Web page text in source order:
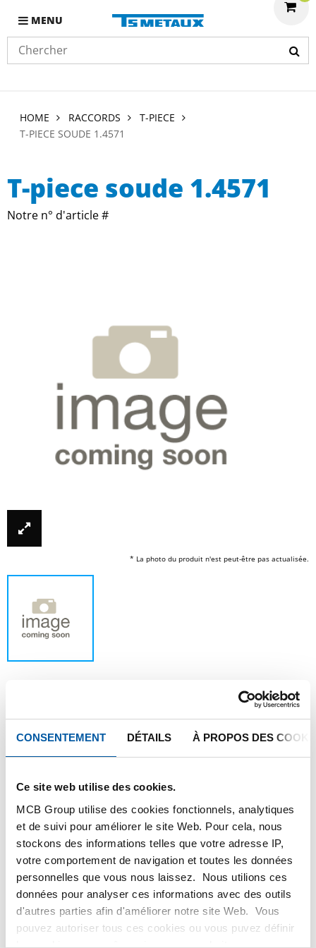
CONSENTEMENT DÉTAILS À PROPOS DES
Ce site web utilise des cookies.
MCB Group utilise des cookies fonctionnels, analytiques
et de suivi pour améliorer le site Web. Pour cela, nous
stockons des informations telles que votre adresse IP,
votre comportement de navigation et toutes les données
personnelles que vous nous laissez. Nous utilions ces
données pour analyser ces informations avec des outils
d'autres parties afin d'améliorer notre site Web. Vous
pouvez autoriser tous ces cookies ou vous puvez définir
les cookies vous-même si vous ne souhaitez pas que
MENU
HOME RACCORDS
T-PIECE
T-PIECE SOUDE 1.4571
T-piece soude 1.4571
Notre n° d'article #
* La photo du produit n'est peut-être pas actualisée.
Ce produit ne peut être commandé en ligne,
pour plus d'information, veuillez contacter
notre service client.
Commandez avec vos propres numéros d’articles
Calculez avec les prix actuels de TS Métaux
Suivez vos livraisons en ligne
PRODUIT